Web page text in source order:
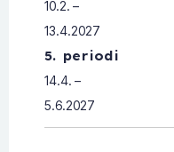
10.2. –
13.4.2027
5. periodi
14.4. –
5.6.2027